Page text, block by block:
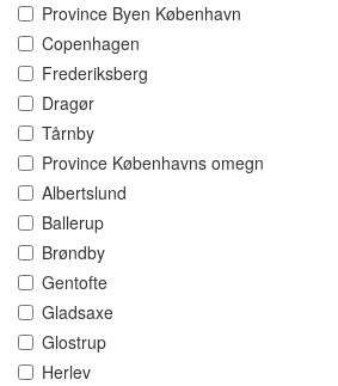
Province Byen København
Copenhagen
Frederiksberg
Dragør
Tårnby
Province Københavns omegn
Albertslund
Ballerup
Brøndby
Gentofte
Gladsaxe
Glostrup
Herlev